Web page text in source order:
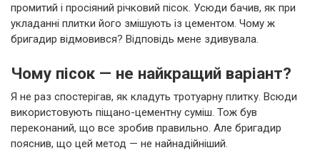
промитий і просіяний річковий пісок. Усюди бачив, як при
укладанні плитки його змішують із цементом. Чому ж
бригадир відмовився? Відповідь мене здивувала.
Чому пісок — не найкращий варіант?
Я не раз спостерігав, як кладуть тротуарну плитку. Всюди
використовують піщано-цементну суміш. Тож був
переконаний, що все зробив правильно. Але бригадир
пояснив, що цей метод — не найнадійніший.